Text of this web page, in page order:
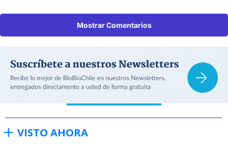
Mostrar Comentarios
VISTO AHORA